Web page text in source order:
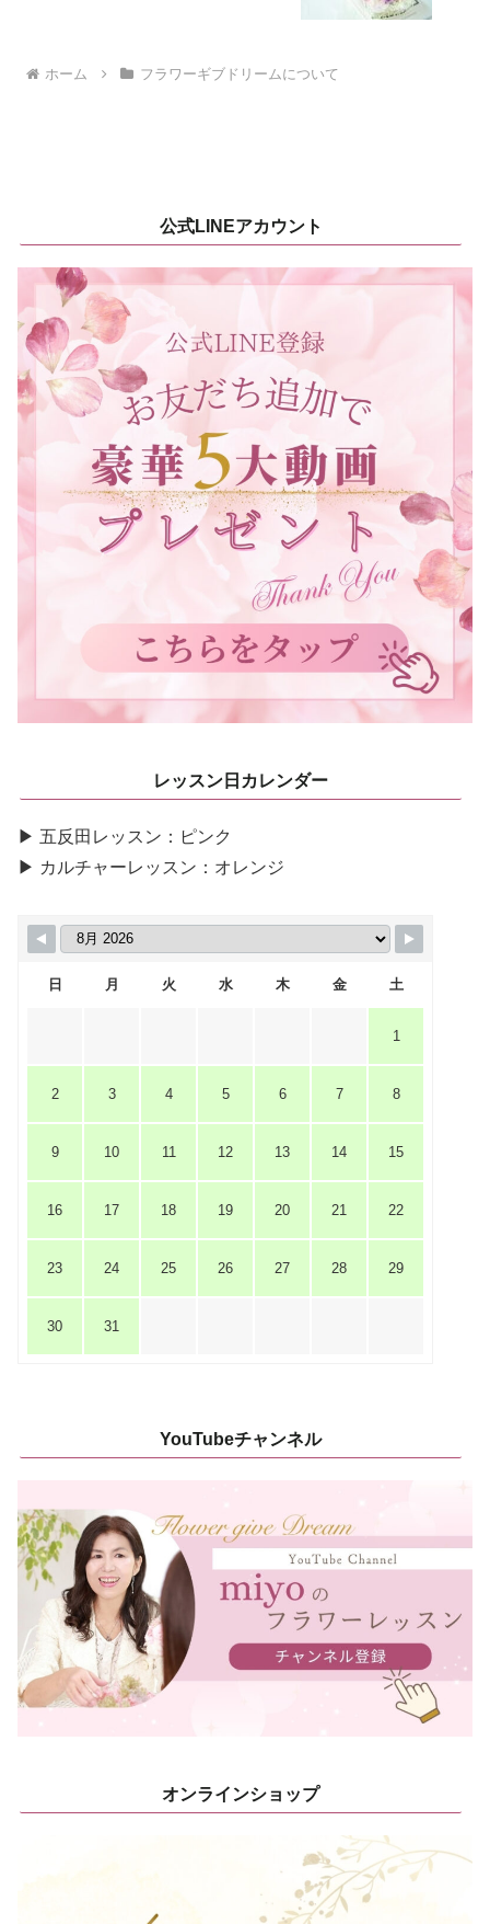
ホーム フラワーギブドリームについて
公式LINEアカウント
レッスン日カレンダー
▶ 五反田レッスン：ピンク
▶ カルチャーレッスン：オレンジ
日 月 火 水 木 金 土
1
2 3 4 5 6 7 8
9 10 11 12 13 14 15
16 17 18 19 20 21 22
23 24 25 26 27 28 29
30 31
YouTubeチャンネル
オンラインショップ